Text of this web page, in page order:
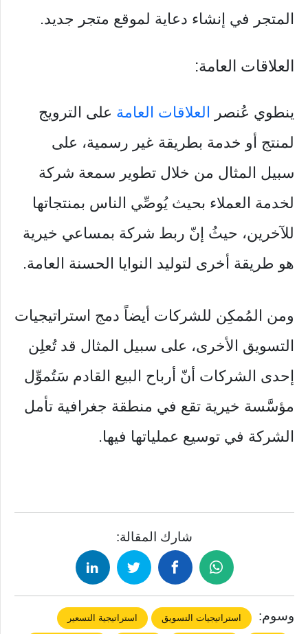
المتجر في إنشاء دعاية لموقع متجر جديد.
العلاقات العامة:
ينطوي عُنصر العلاقات العامة على الترويج
لمنتج أو خدمة بطريقة غير رسمية، على
سبيل المثال من خلال تطوير سمعة شركة
لخدمة العملاء بحيث يُوصِّي الناس بمنتجاتها
للآخرين، حيثُ إنّ ربط شركة بمساعي خيرية
هو طريقة أخرى لتوليد النوايا الحسنة العامة.
ومن المُمكِن للشركات أيضاً دمج استراتيجيات
التسويق الأخرى، على سبيل المثال قد تُعلِن
إحدى الشركات أنّ أرباح البيع القادم سَتُموِّل
مؤسَّسة خيرية تقع في منطقة جغرافية تأمل
الشركة في توسيع عملياتها فيها.
شارك المقالة:
وسوم: استراتيجيات التسويق استراتيجية التسعير